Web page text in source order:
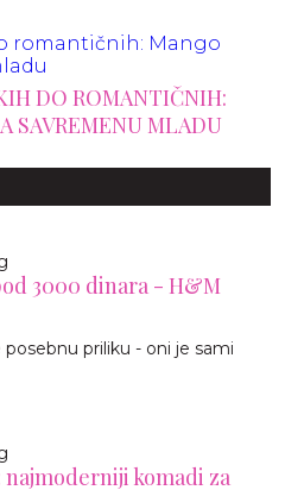
DO ROMANTIČNIH:
SAVREMENU MLADU
3000 dinara - H&M
priliku - oni je sami
komadi za